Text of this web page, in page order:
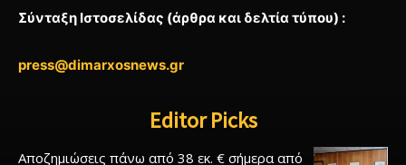
Σύνταξη Ιστοσελίδας (άρθρα και δελτία τύπου) :
press@dimarxosnews.gr
Editor Picks
Αποζημιώσεις πάνω από 38 εκ. € σήμερα από